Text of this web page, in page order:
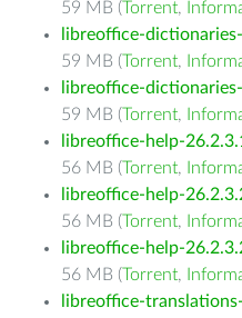
59 MB (Torrent,
libreoffice-
59 MB (Torrent,
libreoffice-
59 MB (Torrent,
libreoffice-help-
56 MB (Torrent,
libreoffice-help-
56 MB (Torrent,
libreoffice-help-
56 MB (Torrent,
libreoffice-